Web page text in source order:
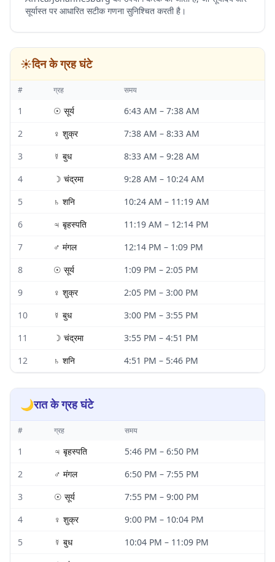
सूर्यास्त पर आधारित सटीक गणना सुनिश्चित करती है।
☀️दिन के ग्रह घंटे
# ग्रह समय
1 ☉ सूर्य 6:43 AM – 7:38 AM
2
♀ शुक्र 7:38 AM – 8:33 AM
3
☿ बुध 8:33 AM – 9:28 AM
4
☽ चंद्रमा 9:28 AM – 10:24 AM
5
♄ शनि 10:24 AM – 11:19 AM
6
♃ बृहस्पति 11:19 AM – 12:14 PM
7
♂ मंगल 12:14 PM – 1:09 PM
8
☉ सूर्य 1:09 PM – 2:05 PM
9
♀ शुक्र 2:05 PM – 3:00 PM
10
☿ बुध 3:00 PM – 3:55 PM
11
☽ चंद्रमा 3:55 PM – 4:51 PM
12
♄ शनि 4:51 PM – 5:46 PM
🌙रात के ग्रह घंटे
# ग्रह समय
1 ♃ बृहस्पति 5:46 PM – 6:50 PM
2
♂ मंगल 6:50 PM – 7:55 PM
3
☉ सूर्य 7:55 PM – 9:00 PM
4
♀ शुक्र 9:00 PM – 10:04 PM
5
☿ बुध 10:04 PM – 11:09 PM